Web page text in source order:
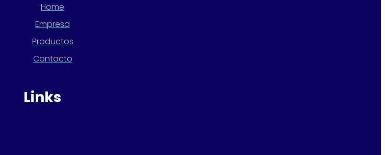
Home
Empresa
Productos
Contacto
Links